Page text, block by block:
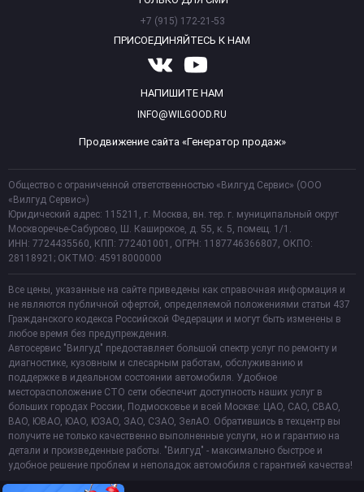
+7 (915) 172-21-53
ПРИСОЕДИНЯЙТЕСЬ К НАМ
НАПИШИТЕ НАМ
INFO@WILGOOD.RU
Продвижение сайта «Генератор продаж»
Общество с ограниченной ответственностью «Вилгуд Сервис» (ООО
«Вилгуд Сервис»)
Юридический адрес: 115211, г. Москва, вн. тер. г. муниципальный округ
Москворечье-Сабурово, Ш. Каширское, д. 55, к. 5, помещ. 1/1.
ИНН: 7724435560, КПП: 772401001, ОГРН: 1187746366807, ОКПО:
28118921; ОКТМО: 45918000000
Все цены, указанные на сайте приведены как справочная информация и
не являются публичной офертой, определяемой положениями статьи 437
Гражданского кодекса Российской Федерации и могут быть изменены в
любое время без предупреждения.
Автосервис "Вилгуд" предоставляет большой спектр услуг по ремонту и
диагностике, кузовным и слесарным работам, обслуживанию и
поддержке в идеальном состоянии автомобиля. Удобное
месторасположение СТО сети обеспечит доступность наших услуг в
больших городах России, Подмосковье и всей Москве: ЦАО, САО, СВАО,
ВАО, ЮВАО, ЮАО, ЮЗАО, ЗАО, СЗАО, ЗелАО. Обратившись в техцентр вы
получите не только качественно выполненные услуги, но и гарантию на
детали и произведенные работы. "Вилгуд" - максимально быстрое и
удобное решение проблем и неполадок автомобиля с гарантией качества!